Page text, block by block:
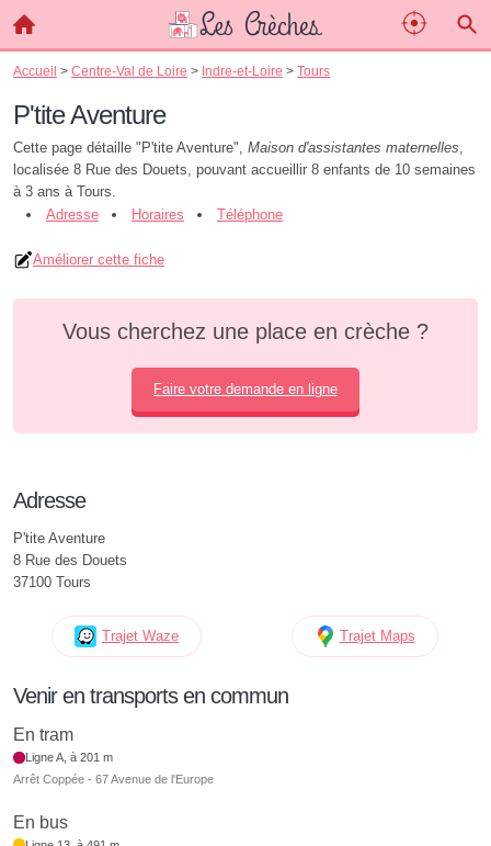
Accueil > Centre-Val de Loire > Indre-et-Loire > Tours
P'tite Aventure
Cette page détaille "P'tite Aventure", Maison d'assistantes maternelles,
localisée 8 Rue des Douets, pouvant accueillir 8 enfants de 10 semaines
à 3 ans à Tours.
Adresse
Horaires Téléphone
Améliorer cette fiche
Vous cherchez une place en crèche ?
Faire votre demande en ligne
Adresse
P'tite Aventure
8 Rue des Douets
37100 Tours
Trajet Waze Trajet Maps
Venir en transports en commun
En tram
Ligne A, à 201 m
Arrêt Coppée - 67 Avenue de l'Europe
En bus